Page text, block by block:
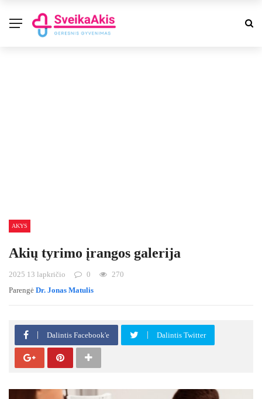
AKYS
Akių tyrimo įrangos galerija
2025 13 lapkričio 0
270
Parengė Dr. Jonas Matulis
Dalintis Facebook'e Dalintis Twitter